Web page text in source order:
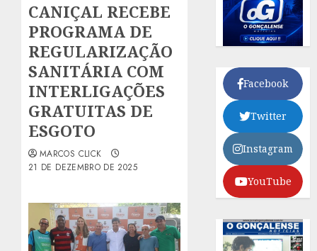
CANIÇAL RECEBE
PROGRAMA DE
REGULARIZAÇÃO
SANITÁRIA COM
INTERLIGAÇÕES
GRATUITAS DE
ESGOTO
MARCOS CLICK
21 DE DEZEMBRO DE 2025
Facebook
Twitter
Instagram
YouTube